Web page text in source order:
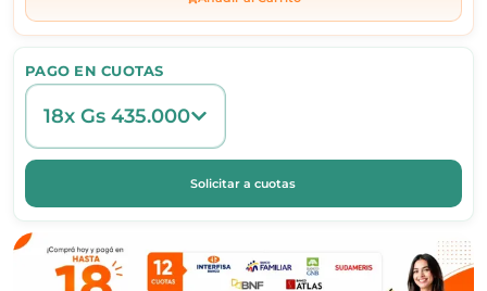
PAGO EN CUOTAS
18x Gs 435.000
Solicitar a cuotas